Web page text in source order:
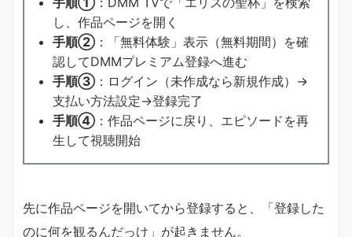
し、作品ページを開く
手順② ：「無料体験」表示（無料期間）を確
認してDMMプレミアム登録へ進む
手順③ ：ログイン（未作成なら新規作成）→
支払い方法設定→登録完了
手順④ ：作品ページに戻り、エピソードを再
生して視聴開始
先に作品ページを開いてから登録すると、「登録した
のに何を観るんだっけ」が起きません。